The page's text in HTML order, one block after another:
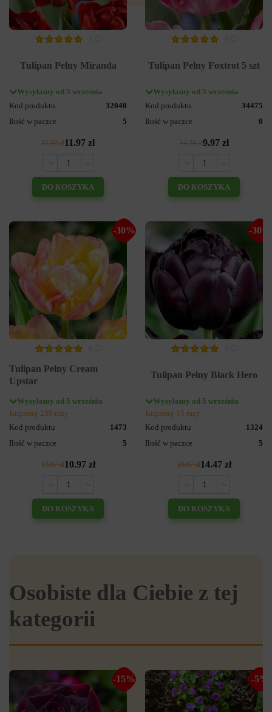
Tulipan Pełny Miranda
Wysyłamy od 5 września
Kod produktu
32040
Ilość w paczce
5
17.10 zł11.97 zł
DO KOSZYKA
Tulipan Pełny Foxtrot 5 szt
Wysyłamy od 5 września
Kod produktu
34475
Ilość w paczce
0
14.24 zł9.97 zł
DO KOSZYKA
-30%
Tulipan Pełny Cream
Upstar
Wysyłamy od 5 września
Kupiony 259 razy
Kod produktu
1473
Ilość w paczce
5
15.67 zł10.97 zł
DO KOSZYKA
-30%
Tulipan Pełny Black Hero
Wysyłamy od 5 września
Kupiony 15 razy
Kod produktu
1324
Ilość w paczce
5
20.67 zł14.47 zł
DO KOSZYKA
Osobiste dla Ciebie z tej
kategorii
-15% -5%